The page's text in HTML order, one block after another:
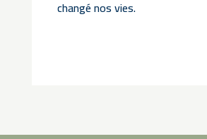
changé nos vies.